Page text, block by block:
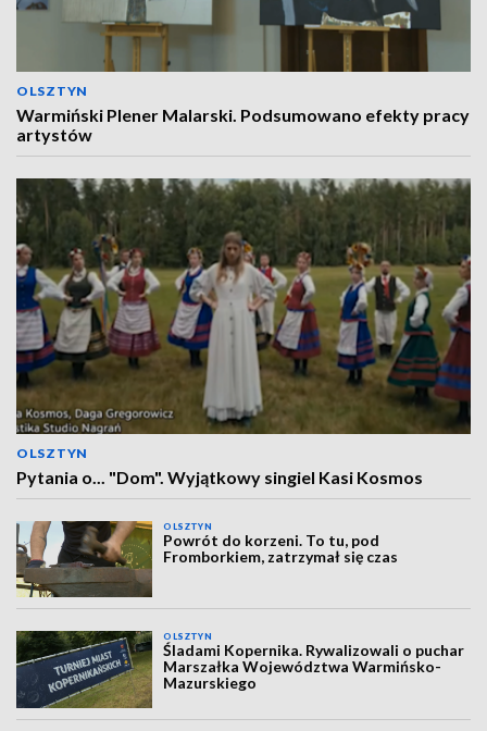
OLSZTYN
Warmiński Plener Malarski. Podsumowano efekty pracy
artystów
OLSZTYN
Pytania o... "Dom". Wyjątkowy singiel Kasi Kosmos
OLSZTYN
Powrót do korzeni. To tu, pod
Fromborkiem, zatrzymał się czas
OLSZTYN
Śladami Kopernika. Rywalizowali o puchar
Marszałka Województwa Warmińsko-
Mazurskiego